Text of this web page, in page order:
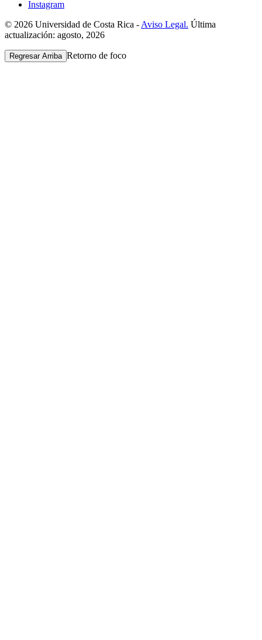
Instagram
© 2026 Universidad de Costa Rica - Aviso Legal. Última
actualización: agosto, 2026
Regresar Arriba Retorno de foco